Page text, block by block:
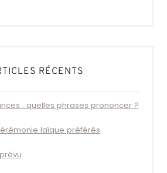
RÉCENTS
: quelles phrases prononcer ?
laïque préférés